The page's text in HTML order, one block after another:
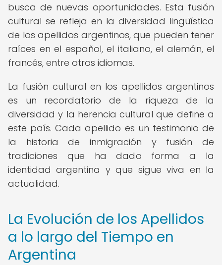
busca de nuevas oportunidades. Esta fusión
cultural se refleja en la diversidad lingüística
de los apellidos argentinos, que pueden tener
raíces en el español, el italiano, el alemán, el
francés, entre otros idiomas.
La fusión cultural en los apellidos argentinos
es un recordatorio de la riqueza de la
diversidad y la herencia cultural que define a
este país. Cada apellido es un testimonio de
la historia de inmigración y fusión de
tradiciones que ha dado forma a la
identidad argentina y que sigue viva en la
actualidad.
La Evolución de los Apellidos
a lo largo del Tiempo en
Argentina